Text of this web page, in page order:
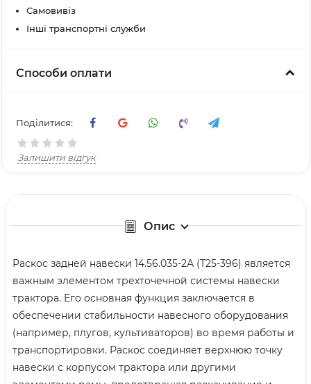
Самовивіз
Інші транспортні служби
Способи оплати
Поділитися:
Залишити відгук
Опис
Раскос задней навески 14.56.035-2А (Т25-396) является
важным элементом трехточечной системы навески
трактора. Его основная функция заключается в
обеспечении стабильности навесного оборудования
(например, плугов, культиваторов) во время работы и
транспортировки. Раскос соединяет верхнюю точку
навески с корпусом трактора или другими